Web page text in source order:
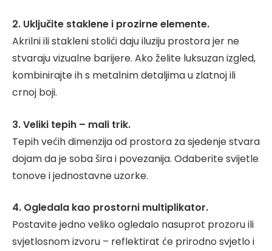
2. Uključite staklene i prozirne elemente.
Akrilni ili stakleni stolići daju iluziju prostora jer ne
stvaraju vizualne barijere. Ako želite luksuzan izgled,
kombinirajte ih s metalnim detaljima u zlatnoj ili
crnoj boji.
3. Veliki tepih – mali trik.
Tepih većih dimenzija od prostora za sjedenje stvara
dojam da je soba šira i povezanija. Odaberite svijetle
tonove i jednostavne uzorke.
4. Ogledala kao prostorni multiplikator.
Postavite jedno veliko ogledalo nasuprot prozoru ili
svjetlosnom izvoru – reflektirat će prirodno svjetlo i